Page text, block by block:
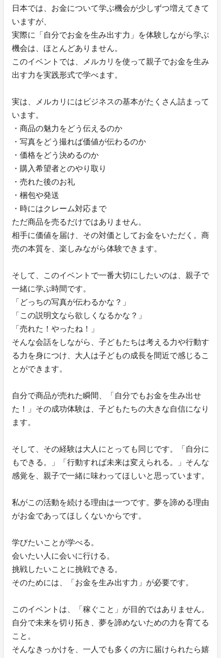
日本では、お金について学ぶ機会が少しずつ増えてきて
いますが、
実際に「自分でお金を生み出す力」を体験しながら学ぶ
機会は、ほとんどありません。
このイベントでは、メルカリを使って親子でお金を生み
出す力を実践形式で学べます。
実は、メルカリにはビジネスの基本がたくさん詰まって
います。
・商品の魅力をどう伝えるのか
・写真をどう撮れば価値が伝わるのか
・価格をどう決めるのか
・購入希望者とのやり取り
・売れた後のお礼
・梱包や発送
・時にはクレーム対応まで
ただ商品を売るだけではありません。
相手に価値を届け、その対価としてお金をいただく。商
売の本質を、楽しみながら体験できます。
そして、このイベントで一番大切にしたいのは、親子で
一緒に学ぶ時間です。
「どっちの写真が伝わるかな？」
「この説明文なら欲しくなるかな？」
「売れた！やったね！」
そんな会話をしながら、子どもたちは考える力や行動す
る力を身につけ、大人は子どもの成長を間近で感じるこ
とができます。
自分で商品が売れた瞬間、「自分でもお金を生み出せ
た！」その成功体験は、子どもたちの大きな自信になり
ます。
そして、その経験は大人にとっても同じです。「自分に
もできる。」「行動すれば未来は変えられる。」そんな
感覚を、親子で一緒に味わってほしいと思っています。
私がこの活動を続ける理由は一つです。夢を諦める理由
がお金であってほしくないからです。
学びたいことが学べる。
会いたい人に会いに行ける。
挑戦したいことに挑戦できる。
そのためには、「お金を生み出す力」が必要です。
このイベントは、「稼ぐこと」が目的ではありません。
自分で未来を切り拓き、夢を諦めないための力を育てる
こと。
そんなきっかけを、一人でも多くの方に届けられたら嬉